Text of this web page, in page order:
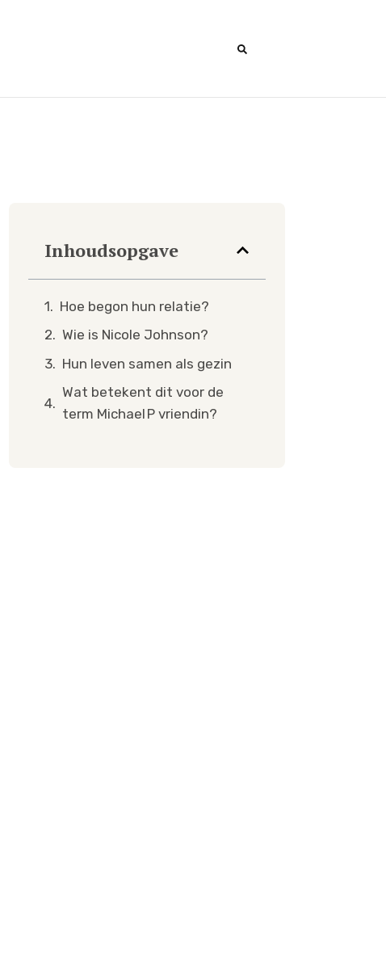
Inhoudsopgave
Hoe begon hun relatie?
Wie is Nicole Johnson?
Hun leven samen als gezin
Wat betekent dit voor de
term Michael P vriendin?